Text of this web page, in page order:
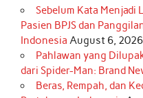
Sebelum Kata Menjadi
Pasien BPJS dan
Indonesia August 6, 2026
Pahlawan yang
dari Spider-Man: Brand
Beras, Rempah, dan